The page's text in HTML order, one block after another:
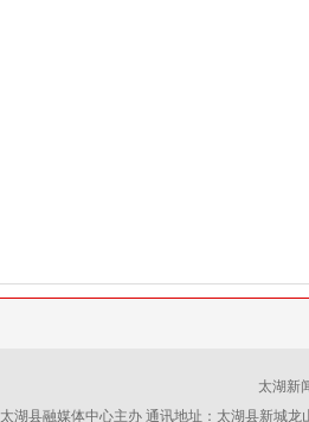
太湖新
太湖县融媒体中心主办 通讯地址：太湖县新城龙